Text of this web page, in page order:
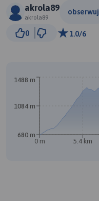
akrola89
akrola89
obserwuj
0 1.0/6
0 m 5.4 km
680 m
1084 m
1488 m